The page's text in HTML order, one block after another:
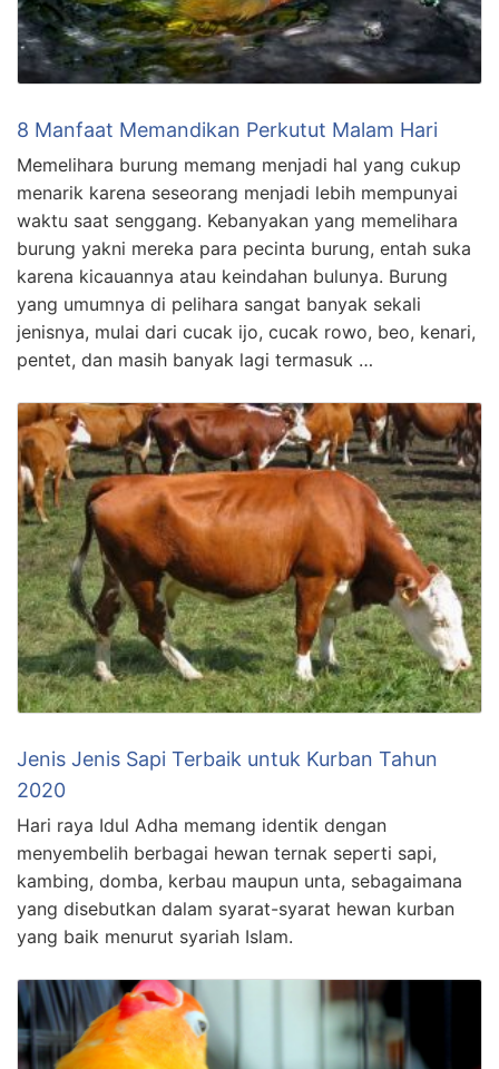
8 Manfaat Memandikan Perkutut Malam Hari
Memelihara burung memang menjadi hal yang cukup
menarik karena seseorang menjadi lebih mempunyai
waktu saat senggang. Kebanyakan yang memelihara
burung yakni mereka para pecinta burung, entah suka
karena kicauannya atau keindahan bulunya. Burung
yang umumnya di pelihara sangat banyak sekali
jenisnya, mulai dari cucak ijo, cucak rowo, beo, kenari,
pentet, dan masih banyak lagi termasuk …
Jenis Jenis Sapi Terbaik untuk Kurban Tahun
2020
Hari raya Idul Adha memang identik dengan
menyembelih berbagai hewan ternak seperti sapi,
kambing, domba, kerbau maupun unta, sebagaimana
yang disebutkan dalam syarat-syarat hewan kurban
yang baik menurut syariah Islam.